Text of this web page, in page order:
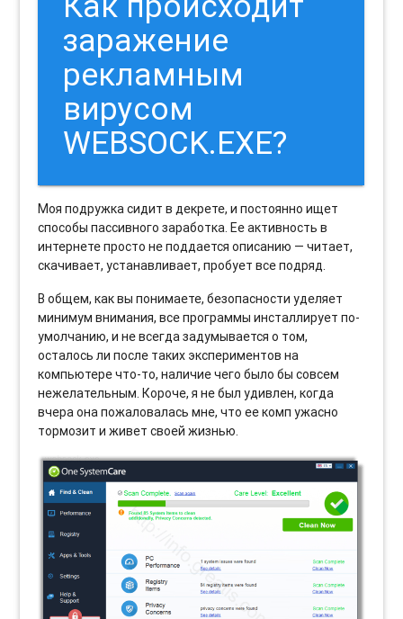
заражение
рекламным
вирусом
WEBSOCK.EXE?
Моя подружка сидит в декрете, и постоянно ищет
способы пассивного заработка. Ее активность в
интернете просто не поддается описанию — читает,
скачивает, устанавливает, пробует все подряд.
В общем, как вы понимаете, безопасности уделяет
минимум внимания, все программы инсталлирует по-
умолчанию, и не всегда задумывается о том,
осталось ли после таких экспериментов на
компьютере что-то, наличие чего было бы совсем
нежелательным. Короче, я не был удивлен, когда
вчера она пожаловалась мне, что ее комп ужасно
тормозит и живет своей жизнью.